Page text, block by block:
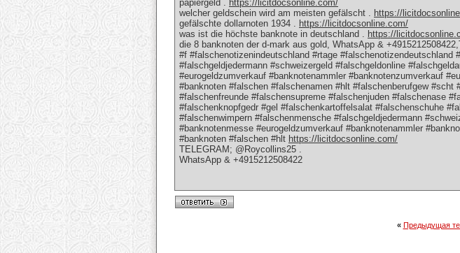
papiergeld . https://licitdocsonline.com/
welcher geldschein wird am meisten gefälscht . https://
gefälschte dollarnoten 1934 . https://licitdocsonline.com/
was ist die höchste banknote in deutschland . https://
die 8 banknoten der d-mark aus gold, WhatsApp &
#f #falschenotizenindeutschland #rtage
#falschgeldjedermann #schweizergeld #falschgeldonline
#eurogeldzumverkauf #banknotenammler #banknotenzumverkauf
#banknoten #falschen #falschenamen #hlt #falschenberufgew
#falschenfreunde #falschensupreme #falschenjuden #falschenase
#falschenknopfgedr #gel #falschenkartoffelsalat #falschenschuhe
#falschenwimpern #falschenmensche #falschgeldjedermann
#banknotenmesse #eurogeldzumverkauf #banknotenammler
#banknoten #falschen #hlt https://licitdocsonline.com/
TELEGRAM; @Roycollins25 .
WhatsApp & +4915212508422
« Предыдущая